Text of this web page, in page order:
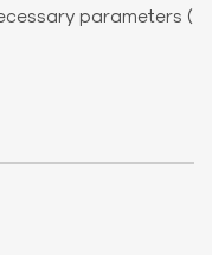
parameters (